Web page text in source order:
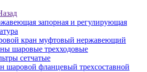
запорная и регулирующая
кран муфтовый нержавеющий
шаровые трехходовые
сетчатые
шаровой фланцевый трехсоставной